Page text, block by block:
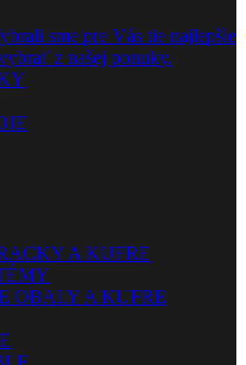
sme pre Vás tie najlepšie
z našej ponuky.
A KUFRE
OBALY A KUFRE